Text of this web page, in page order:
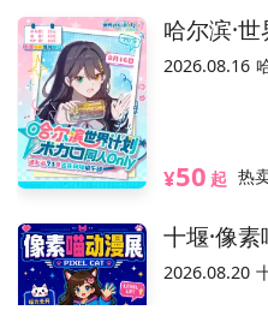
动票务销售平台，活动内容和合
已
哈尔滨·
2026.08.16
¥50 起 热
十堰·像
2026.08.20